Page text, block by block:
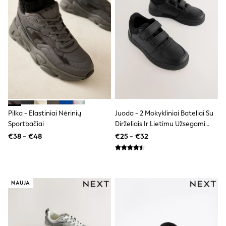
Dresses
Flip Flops
Sliders
Jumpsuits & Playsuits
Linen Collection
Sandals
Shorts
Trousers
Sun Hats & Caps
Tops & T-Shirts
Sunglasses
Men's Holiday Shop
All Swimwear
Bags & Luggage
Loafers
Shirts
Shorts
Pilka - Elastiniai Nėrinių
Sportbačiai
€38 - €48
Juoda - 2 Mokykliniai Bateliai Su
Dirželiais Ir Lietimu Užsegami
Užsegimai
€25 - €32
NAUJA